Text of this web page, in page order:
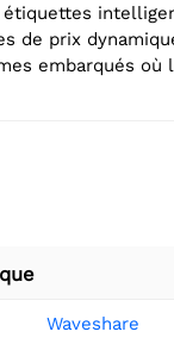
de prix
embarqués où
Waveshare